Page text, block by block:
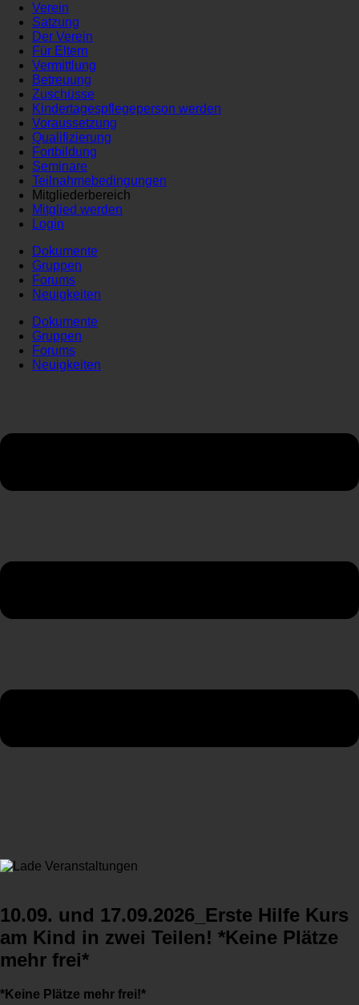
Verein
Satzung
Der Verein
Für Eltern
Vermittlung
Betreuung
Zuschüsse
Kindertagespflegeperson werden
Voraussetzung
Qualifizierung
Fortbildung
Seminare
Teilnahmebedingungen
Mitgliederbereich
Mitglied werden
Login
Dokumente
Gruppen
Forums
Neuigkeiten
Dokumente
Gruppen
Forums
Neuigkeiten
10.09. und 17.09.2026_Erste Hilfe Kurs
am Kind in zwei Teilen! *Keine Plätze
mehr frei*
*Keine Plätze mehr frei!*